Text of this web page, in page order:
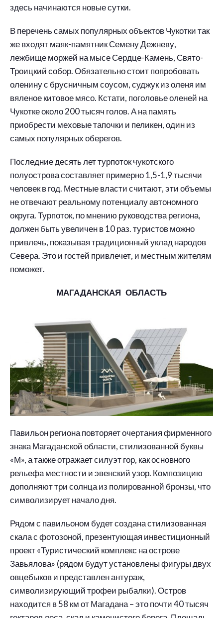
здесь начинаются новые сутки.
В перечень самых популярных объектов Чукотки так
же входят маяк-памятник Семену Дежневу,
лежбище моржей на мысе Сердце-Камень, Свято-
Троицкий собор. Обязательно стоит попробовать
оленину с брусничным соусом, суджук из оленя им
вяленое китовое мясо. Кстати, поголовье оленей на
Чукотке около 200 тысяч голов. А на память
приобрести меховые тапочки и пеликен, один из
самых популярных оберегов.
Последние десять лет турпоток чукотского
полуострова составляет примерно 1,5-1,9 тысячи
человек в год. Местные власти считают, эти объемы
не отвечают реальному потенциалу автономного
округа. Турпоток, по мнению руководства региона,
должен быть увеличен в 10 раз. туристов можно
привлечь, показывая традиционный уклад народов
Севера. Это и гостей привлечет, и местным жителям
поможет.
МАГАДАНСКАЯ ОБЛАСТЬ
Павильон региона повторяет очертания фирменного
знака Магаданской области, стилизованной буквы
«М», а также отражает силуэт гор, как основного
рельефа местности и эвенский узор. Композицию
дополняют три солнца из полированной бронзы, что
символизирует начало дня.
Рядом с павильоном будет создана стилизованная
скала с фотозоной, презентующая инвестиционный
проект «Туристический комплекс на острове
Завьялова» (рядом будут установлены фигуры двух
овцебыков и представлен антураж,
символизирующий трофеи рыбалки). Остров
находится в 58 км от Магадана – это почти 40 тысяч